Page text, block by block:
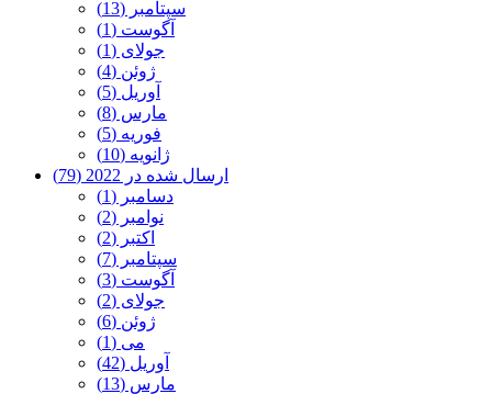
سپتامبر (13)
آگوست (1)
جولای (1)
ژوئن (4)
آوریل (5)
مارس (8)
فوریه (5)
ژانویه (10)
ارسال شده در 2022 (79)
دسامبر (1)
نوامبر (2)
اکتبر (2)
سپتامبر (7)
آگوست (3)
جولای (2)
ژوئن (6)
می (1)
آوریل (42)
مارس (13)